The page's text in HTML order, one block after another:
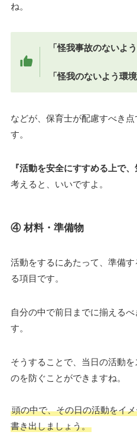
ね。
「怪我事故のないよ
「怪我のないよう環
などが、保育士が配慮すべき
す。
『活動を安全にすすめる上で
考えると、いいですよ。
④ 材料・準備物
活動をするにあたって、準備
る項目です。
自分の中で前日までに揃えるべ
す。
そうすることで、当日の活動
のを防ぐことができますね。
頭の中で、その日の活動をイ
書き出しましょう。